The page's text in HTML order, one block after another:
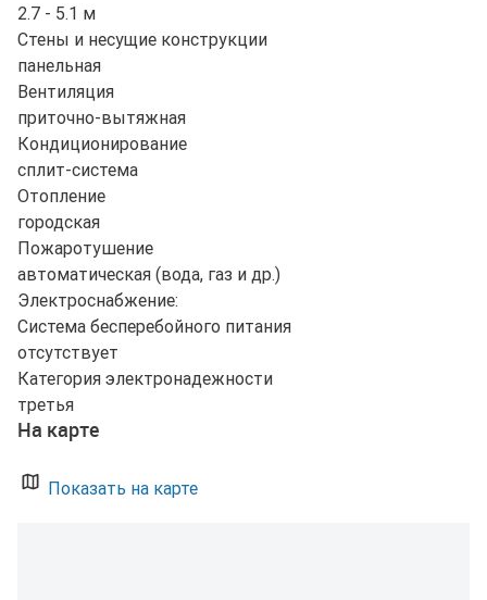
2.7 - 5.1 м
Стены и несущие конструкции
панельная
Вентиляция
приточно-вытяжная
Кондиционирование
сплит-система
Отопление
городская
Пожаротушение
автоматическая (вода, газ и др.)
Электроснабжение:
Система бесперебойного питания
отсутствует
Категория электронадежности
третья
На карте
Показать на карте